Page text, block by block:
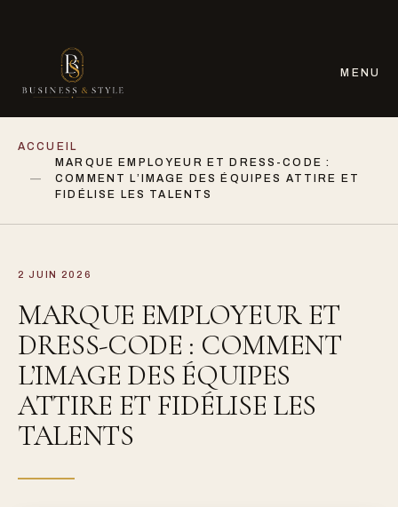
MENU
ACCUEIL
MARQUE EMPLOYEUR ET DRESS-CODE :
COMMENT L’IMAGE DES ÉQUIPES ATTIRE ET
FIDÉLISE LES TALENTS
2 JUIN 2026
MARQUE EMPLOYEUR ET
DRESS-CODE : COMMENT
L’IMAGE DES ÉQUIPES
ATTIRE ET FIDÉLISE LES
TALENTS